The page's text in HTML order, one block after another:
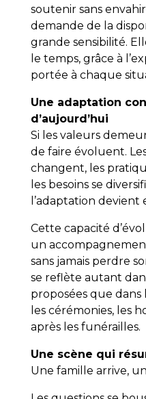
soutenir sans
demande de la
grande sensibilité.
le temps, grâce à
portée à chaque
Une adaptation
d’aujourd’hui
Si les valeurs
de faire évoluent.
changent, les
les besoins se
l’adaptation devient
Cette capacité
un
sans jamais perdre
se reflète autant
proposées que dans
les cérémonies, les
après les funérailles.
Une scène qui
Une famille arrive,